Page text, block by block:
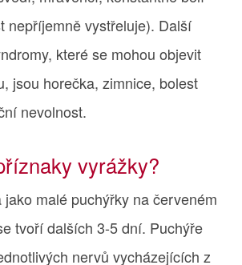
nepříjemně vystřeluje). Další
které se mohou objevit
jsou horečka, zimnice, bolest
nevolnost.
vyrážky?
malé puchýřky na červeném
tvoří dalších 3-5 dní. Puchýře
nervů vycházejících z